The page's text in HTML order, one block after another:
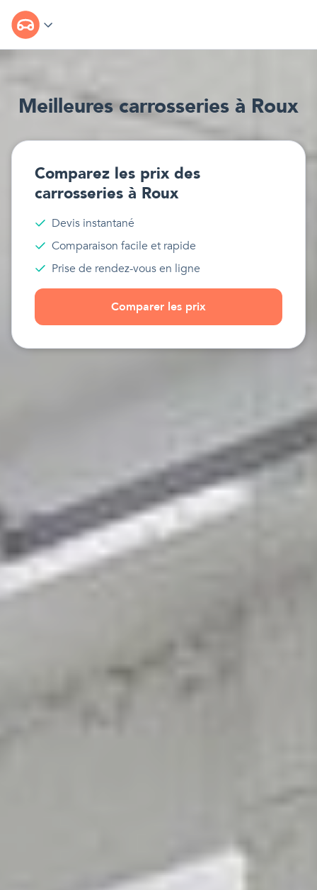
Meilleurescarrosseries à Roux
Comparez les prix des
carrosseries à Roux
Devis instantané
Comparaison facile et rapide
Prise de rendez-vous en ligne
Comparer les prix